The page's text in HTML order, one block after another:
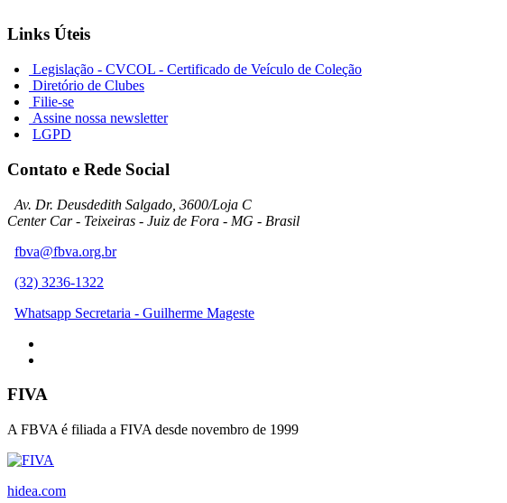
Links Úteis
Legislação - CVCOL - Certificado de Veículo de Coleção
Diretório de Clubes
Filie-se
Assine nossa newsletter
LGPD
Contato e Rede Social
Av. Dr. Deusdedith Salgado, 3600/Loja C
Center Car - Teixeiras - Juiz de Fora - MG - Brasil
fbva@fbva.org.br
(32) 3236-1322
Whatsapp Secretaria - Guilherme Mageste
FIVA
A FBVA é filiada a FIVA desde novembro de 1999
hidea.com